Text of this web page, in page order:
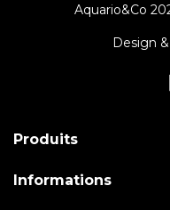
Aquario&Co
Design
Produits
Informations